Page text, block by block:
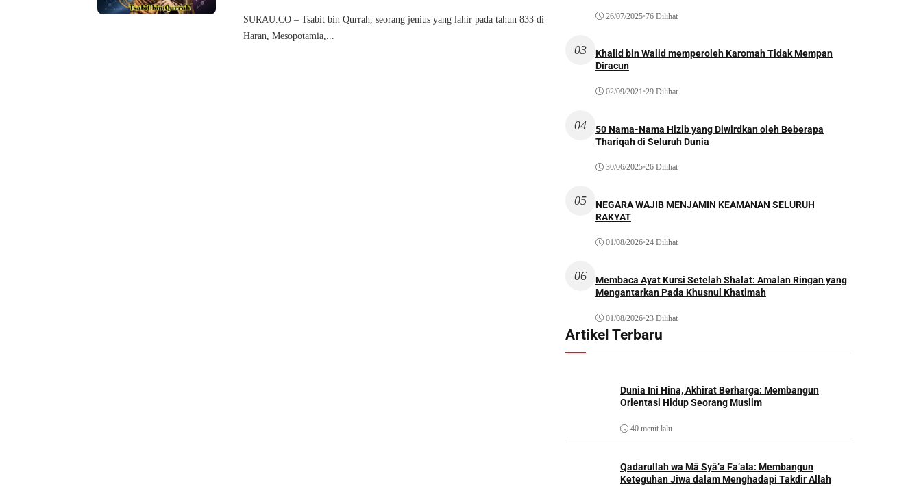
SURAU.CO – Tsabit bin Qurrah, seorang jenius yang lahir pada tahun 833 di
Haran, Mesopotamia,...
26/07/2025•76 Dilihat
03
Khalid bin Walid memperoleh Karomah Tidak Mempan
Diracun
02/09/2021•29 Dilihat
04
50 Nama-Nama Hizib yang Diwirdkan oleh Beberapa
Thariqah di Seluruh Dunia
30/06/2025•26 Dilihat
05
NEGARA WAJIB MENJAMIN KEAMANAN SELURUH
RAKYAT
01/08/2026•24 Dilihat
06
Membaca Ayat Kursi Setelah Shalat: Amalan Ringan yang
Mengantarkan Pada Khusnul Khatimah
01/08/2026•23 Dilihat
Artikel Terbaru
Dunia Ini Hina, Akhirat Berharga: Membangun
Orientasi Hidup Seorang Muslim
40 menit lalu
Qadarullah wa Mā Syā’a Fa’ala: Membangun
Keteguhan Jiwa dalam Menghadapi Takdir Allah